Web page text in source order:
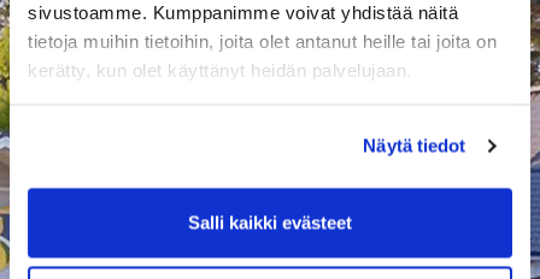
sivustoamme. Kumppanimme voivat yhdistää näitä
tietoja muihin tietoihin, joita olet antanut heille tai joita on
kerätty, kun olet käyttänyt heidän palvelujaan.
Näytä tiedot
Salli kaikki evästeet
Salasana uudestaan: